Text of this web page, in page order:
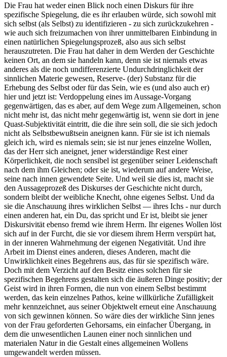
Die Frau hat weder einen Blick noch einen Diskurs für ihre
spezifische Spiegelung, die es ihr erlauben würde, sich sowohl mit
sich selbst (als Selbst) zu identifizieren - zu sich zurückzukehren -
wie auch sich freizumachen von ihrer unmittelbaren Einbindung in
einen natürlichen Spiegelungsprozeß, also aus sich selbst
herauszutreten. Die Frau hat daher in dem Werden der Geschichte
keinen Ort, an dem sie handeln kann, denn sie ist niemals etwas
anderes als die noch undifferenzierte Undurchdringlichkeit der
sinnlichen Materie gewesen, Reserve- (der) Substanz für die
Erhebung des Selbst oder für das Sein, wie es (und also auch er)
hier und jetzt ist: Verdoppelung eines im Aussage-Vorgang
gegenwärtigen, das es aber, auf dem Wege zum Allgemeinen, schon
nicht mehr ist, das nicht mehr gegenwärtig ist, wenn sie dort in jene
Quast-Subjektivität eintritt, die die ihre sein soll, die sie sich jedoch
nicht als Selbstbewußtsein aneignen kann. Für sie ist ich niemals
gleich ich, wird es niemals sein; sie ist nur jenes einzelne Wollen,
das der Herr sich aneignet, jener widerständige Rest einer
Körperlichkeit, die noch sensibel ist gegenüber seiner Leidenschaft
nach dem ihm Gleichen; oder sie ist, wiederum auf andere Weise,
seine nach innen gewendete Seite. Und weil sie dies ist, macht sie
den Aussageprozeß des Diskurses der Geschichte nicht durch,
sondern bleibt der weibliche Knecht, ohne eigenes Selbst. Und da
sie die Anschauung ihres wirklichen Selbst — ihres Ichs - nur durch
einen anderen hat, ein Du, das spricht und Er ist, bleibt sie jener
Diskursivität ebenso fremd wie ihrem Herrn. Ihr eigenes Wollen löst
sich auf in der Furcht, die sie vor diesem ihrem Herrn verspürt hat,
in der inneren Wahrnehmung der eigenen Negativität. Und ihre
Arbeit im Dienst eines anderen, dieses Anderen, macht die
Unwirklichkeit eines Begehrens aus, das für sie spezifisch wäre.
Doch mit dem Verzicht auf den Besitz eines solchen für sie
spezifischen Begehrens gestalten sich die äußeren Dinge positiv; der
Geist wird in ihren Formen, die nun von einem Selbst bestimmt
werden, das kein einzelnes Pathos, keine willkürliche Zufälligkeit
mehr kennzeichnet, aus seiner Objektwelt erneut eine Anschauung
von sich gewinnen können. So wäre dies der wirkliche Sinn jenes
von der Frau geforderten Gehorsams, ein einfacher Übergang, in
dem die unwesentlichen Launen einer noch sinnlichen und
materialen Natur in die Gestalt eines allgemeinen Wollens
umgewandelt werden müssen.